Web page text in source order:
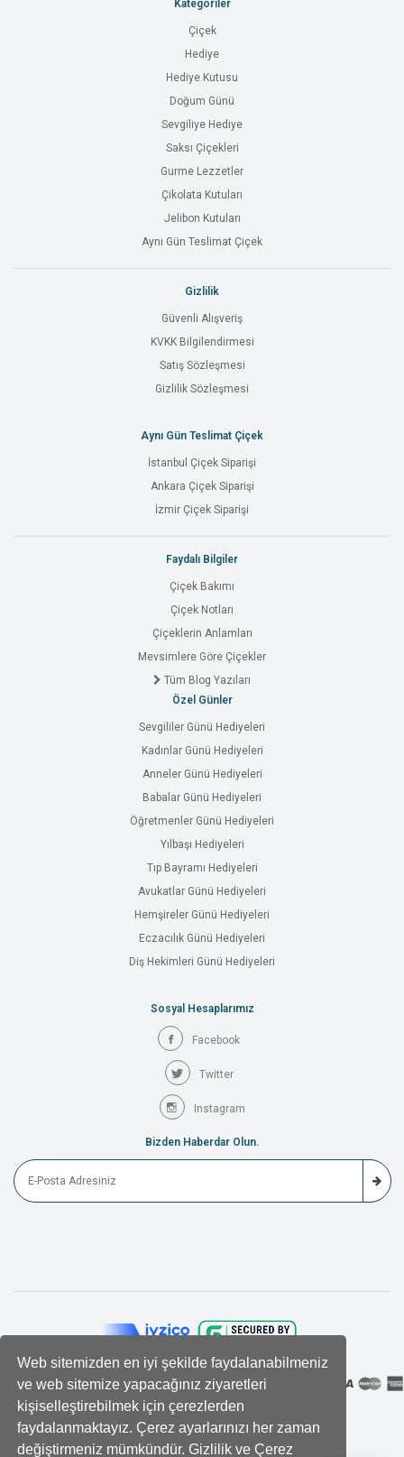
Web sitemizden en iyi şekilde faydalanabilmeniz
ve web sitemize yapacağınız ziyaretleri
kişiselleştirebilmek için çerezlerden
faydalanmaktayız. Çerez ayarlarınızı her zaman
değiştirmeniz mümkündür. Gizlilik ve Çerez
Kategoriler
Çiçek
Hediye
Hediye Kutusu
Doğum Günü
Sevgiliye Hediye
Saksı Çiçekleri
Gurme Lezzetler
Çikolata Kutuları
Jelibon Kutuları
Aynı Gün Teslimat Çiçek
Gizlilik
Güvenli Alışveriş
KVKK Bilgilendirmesi
Satış Sözleşmesi
Gizlilik Sözleşmesi
Aynı Gün Teslimat Çiçek
İstanbul Çiçek Siparişi
Ankara Çiçek Siparişi
İzmir Çiçek Siparişi
Faydalı Bilgiler
Çiçek Bakımı
Çiçek Notları
Çiçeklerin Anlamları
Mevsimlere Göre Çiçekler
Tüm Blog Yazıları
Özel Günler
Sevgililer Günü Hediyeleri
Kadınlar Günü Hediyeleri
Anneler Günü Hediyeleri
Babalar Günü Hediyeleri
Öğretmenler Günü Hediyeleri
Yılbaşı Hediyeleri
Tıp Bayramı Hediyeleri
Avukatlar Günü Hediyeleri
Hemşireler Günü Hediyeleri
Eczacılık Günü Hediyeleri
Diş Hekimleri Günü Hediyeleri
Sosyal Hesaplarımız
Facebook
Twitter
Instagram
Bizden Haberdar Olun.